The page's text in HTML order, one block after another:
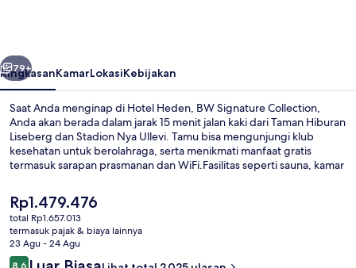
Berikutnya
79+
RingkasanKamarLokasiKebijakan
Saat Anda menginap di Hotel Heden, BW Signature Collection,
Anda akan berada dalam jarak 15 menit jalan kaki dari Taman Hiburan
Liseberg dan Stadion Nya Ullevi. Tamu bisa mengunjungi klub
kesehatan untuk berolahraga, serta menikmati manfaat gratis
termasuk sarapan prasmanan dan WiFi.Fasilitas seperti sauna, kamar
staf. Properti ini berada dekat dengan transportasi umum:
Pemberhentian Trem Scandinavium berjarak 4 menit dan
Pemberhentian Trem Ullevi Södra berjarak 5 menit.
Harga
saat
ini
Rp1.479.476
Rp1.479.476
total Rp1.657.013
termasuk pajak & biaya lainnya
23 Agu - 24 Agu
Ulasan
8,6